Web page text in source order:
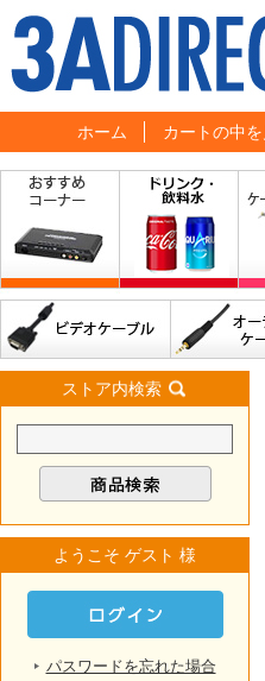
ホーム カートの中を
ストア内検索
ようこそ ゲスト 様
パスワードを忘れた場合